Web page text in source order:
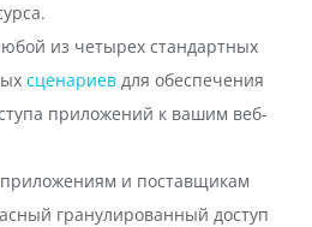
из четырех стандартных
сценариев для обеспечения
приложений к вашим веб-
приложениям и поставщикам
гранулированный доступ